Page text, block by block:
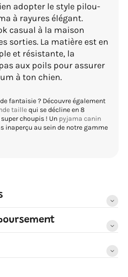
adopter le style pilou-
à rayures élégant.
casual à la maison
sorties. La matière est en
et résistante, la
aux poils pour assurer
à ton chien.
fantaisie ? Découvre également
taillequi se décline en 8
choupis ! Un pyjama canin
inaperçu au sein de notre gamme